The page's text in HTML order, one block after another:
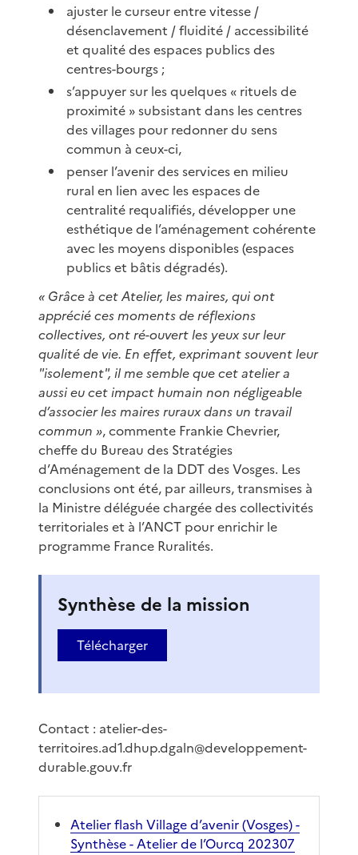
ajuster le curseur entre vitesse /
désenclavement / fluidité / accessibilité
et qualité des espaces publics des
centres-bourgs ;
s’appuyer sur les quelques « rituels de
proximité » subsistant dans les centres
des villages pour redonner du sens
commun à ceux-ci,
penser l’avenir des services en milieu
rural en lien avec les espaces de
centralité requalifiés, développer une
esthétique de l’aménagement cohérente
avec les moyens disponibles (espaces
publics et bâtis dégradés).
« Grâce à cet Atelier, les maires, qui ont
apprécié ces moments de réflexions
collectives, ont ré-ouvert les yeux sur leur
qualité de vie. En effet, exprimant souvent leur
"isolement", il me semble que cet atelier a
aussi eu cet impact humain non négligeable
d’associer les maires ruraux dans un travail
commun », commente Frankie Chevrier,
cheffe du Bureau des Stratégies
d’Aménagement de la DDT des Vosges. Les
conclusions ont été, par ailleurs, transmises à
la Ministre déléguée chargée des collectivités
territoriales et à l’ANCT pour enrichir le
programme France Ruralités.
Synthèse de la mission
Télécharger
Contact : atelier-des-
territoires.ad1.dhup.dgaln@developpement-
durable.gouv.fr
Atelier flash Village d’avenir (Vosges) -
Synthèse - Atelier de l’Ourcq 202307